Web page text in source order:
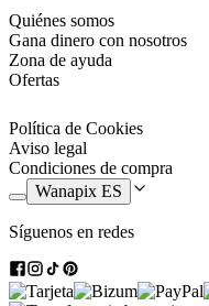
Quiénes somos
Gana dinero con nosotros
Zona de ayuda
Ofertas
Política de Cookies
Aviso legal
Condiciones de compra
Wanapix ES
Síguenos en redes